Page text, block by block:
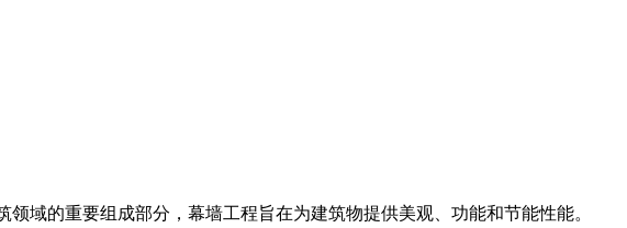
域的重要组成部分，幕墙工程旨在为建筑物提供美观、功能和节能性能。